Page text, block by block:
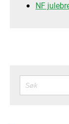
NF
SØK